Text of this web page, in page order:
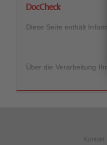
DocCheck
Diese Seite enthält
Über die Verarbeitung
Kontakt